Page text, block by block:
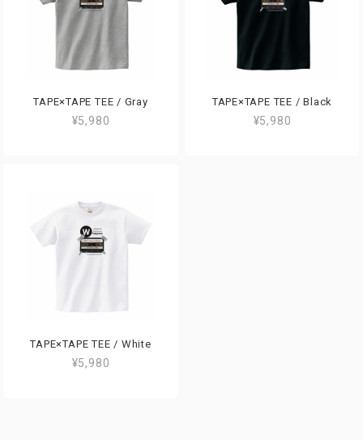
TAPE×TAPE TEE / Gray
¥5,980
TAPE×TAPE TEE / Black
¥5,980
TAPE×TAPE TEE / White
¥5,980